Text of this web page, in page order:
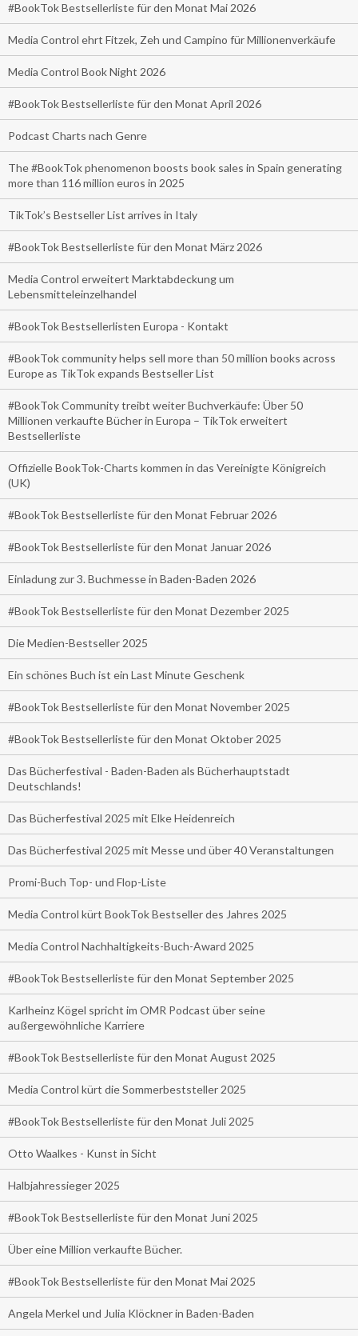
#BookTok Bestsellerliste für den Monat Mai 2026
Media Control ehrt Fitzek, Zeh und Campino für Millionenverkäufe
Media Control Book Night 2026
#BookTok Bestsellerliste für den Monat April 2026
Podcast Charts nach Genre
The #BookTok phenomenon boosts book sales in Spain generating
more than 116 million euros in 2025
TikTok’s Bestseller List arrives in Italy
#BookTok Bestsellerliste für den Monat März 2026
Media Control erweitert Marktabdeckung um
Lebensmitteleinzelhandel
#BookTok Bestsellerlisten Europa - Kontakt
#BookTok community helps sell more than 50 million books across
Europe as TikTok expands Bestseller List
#BookTok Community treibt weiter Buchverkäufe: Über 50
Millionen verkaufte Bücher in Europa – TikTok erweitert
Bestsellerliste
Offizielle BookTok-Charts kommen in das Vereinigte Königreich
(UK)
#BookTok Bestsellerliste für den Monat Februar 2026
#BookTok Bestsellerliste für den Monat Januar 2026
Einladung zur 3. Buchmesse in Baden-Baden 2026
#BookTok Bestsellerliste für den Monat Dezember 2025
Die Medien-Bestseller 2025
Ein schönes Buch ist ein Last Minute Geschenk
#BookTok Bestsellerliste für den Monat November 2025
#BookTok Bestsellerliste für den Monat Oktober 2025
Das Bücherfestival - Baden-Baden als Bücherhauptstadt
Deutschlands!
Das Bücherfestival 2025 mit Elke Heidenreich
Das Bücherfestival 2025 mit Messe und über 40 Veranstaltungen
Promi-Buch Top- und Flop-Liste
Media Control kürt BookTok Bestseller des Jahres 2025
Media Control Nachhaltigkeits-Buch-Award 2025
#BookTok Bestsellerliste für den Monat September 2025
Karlheinz Kögel spricht im OMR Podcast über seine
außergewöhnliche Karriere
#BookTok Bestsellerliste für den Monat August 2025
Media Control kürt die Sommerbeststeller 2025
#BookTok Bestsellerliste für den Monat Juli 2025
Otto Waalkes - Kunst in Sicht
Halbjahressieger 2025
#BookTok Bestsellerliste für den Monat Juni 2025
Über eine Million verkaufte Bücher.
#BookTok Bestsellerliste für den Monat Mai 2025
Angela Merkel und Julia Klöckner in Baden-Baden